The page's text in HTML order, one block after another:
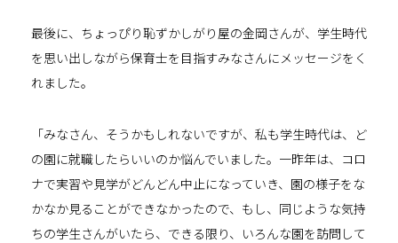
最後に、ちょっぴり恥ずかしがり屋の金岡さんが、学生時代
を思い出しながら保育士を目指すみなさんにメッセージをく
れました。
「みなさん、そうかもしれないですが、私も学生時代は、ど
の園に就職したらいいのか悩んでいました。一昨年は、コロ
ナで実習や見学がどんどん中止になっていき、園の様子をな
かなか見ることができなかったので、もし、同じような気持
ちの学生さんがいたら、できる限り、いろんな園を訪問して